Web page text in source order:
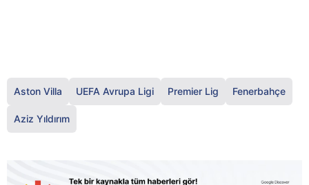
Aston Villa UEFA Avrupa Ligi Premier Lig Fenerbahçe
Aziz Yıldırım